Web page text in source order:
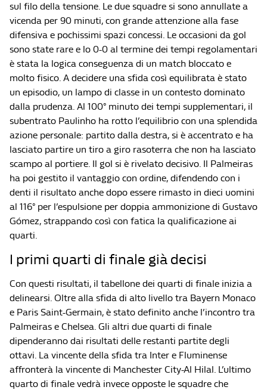
sul filo della tensione. Le due squadre si sono annullate a
vicenda per 90 minuti, con grande attenzione alla fase
difensiva e pochissimi spazi concessi. Le occasioni da gol
sono state rare e lo 0-0 al termine dei tempi regolamentari
è stata la logica conseguenza di un match bloccato e
molto fisico. A decidere una sfida così equilibrata è stato
un episodio, un lampo di classe in un contesto dominato
dalla prudenza. Al 100° minuto dei tempi supplementari, il
subentrato Paulinho ha rotto l’equilibrio con una splendida
azione personale: partito dalla destra, si è accentrato e ha
lasciato partire un tiro a giro rasoterra che non ha lasciato
scampo al portiere. Il gol si è rivelato decisivo. Il Palmeiras
ha poi gestito il vantaggio con ordine, difendendo con i
denti il risultato anche dopo essere rimasto in dieci uomini
al 116° per l’espulsione per doppia ammonizione di Gustavo
Gómez, strappando così con fatica la qualificazione ai
quarti.
I primi quarti di finale già decisi
Con questi risultati, il tabellone dei quarti di finale inizia a
delinearsi. Oltre alla sfida di alto livello tra Bayern Monaco
e Paris Saint-Germain, è stato definito anche l’incontro tra
Palmeiras e Chelsea. Gli altri due quarti di finale
dipenderanno dai risultati delle restanti partite degli
ottavi. La vincente della sfida tra Inter e Fluminense
affronterà la vincente di Manchester City-Al Hilal. L’ultimo
quarto di finale vedrà invece opposte le squadre che